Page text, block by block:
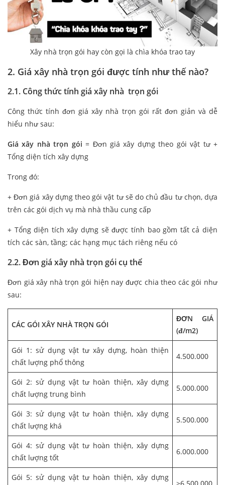
Xây nhà trọn gói hay còn gọi là chìa khóa trao tay
2. Giá xây nhà trọn gói được tính như thế nào?
2.1. Công thức tính giá xây nhà trọn gói
Công thức tính đơn giá xây nhà trọn gói rất đơn giản và dễ
hiểu như sau:
Giá xây nhà trọn gói = Đơn giá xây dựng theo gói vật tư +
Tổng diện tích xây dựng
Trong đó:
+ Đơn giá xây dựng theo gói vật tư sẽ do chủ đầu tư chọn, dựa
trên các gói dịch vụ mà nhà thầu cung cấp
+ Tổng diện tích xây dựng sẽ được tính bao gồm tất cả diện
tích các sàn, tầng; các hạng mục tách riêng nếu có
2.2. Đơn giá xây nhà trọn gói cụ thể
Đơn giá xây nhà trọn gói hiện nay được chia theo các gói như
sau:
CÁC GÓI XÂY NHÀ TRỌN GÓI
ĐƠN GIÁ
(đ/m2)
Gói 1: sử dụng vật tư xây dựng, hoàn thiện
chất lượng phổ thông
4.500.000
Gói 2: sử dụng vật tư hoàn thiện, xây dựng
chất lượng trung bình
5.000.000
Gói 3: sử dụng vật tư hoàn thiện, xây dựng
chất lượng khá
5.500.000
Gói 4: sử dụng vật tư hoàn thiện, xây dựng
chất lượng tốt
6.000.000
Gói 5: sử dụng vật tư hoàn thiện, xây dựng